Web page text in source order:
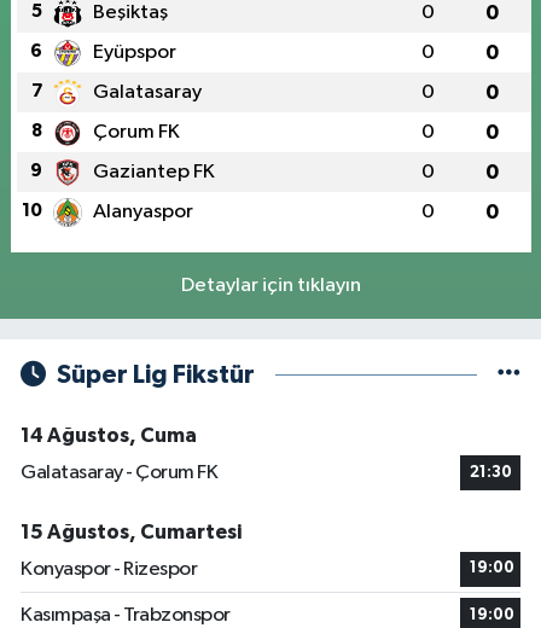
5 Beşiktaş 0 0
6 Eyüpspor 0 0
7 Galatasaray 0 0
8 Çorum FK 0 0
9 Gaziantep FK 0 0
10 Alanyaspor 0 0
Detaylar için tıklayın
Süper Lig Fikstür
14 Ağustos, Cuma
Galatasaray - Çorum FK
21:30
15 Ağustos, Cumartesi
Konyaspor - Rizespor
19:00
Kasımpaşa - Trabzonspor 19:00